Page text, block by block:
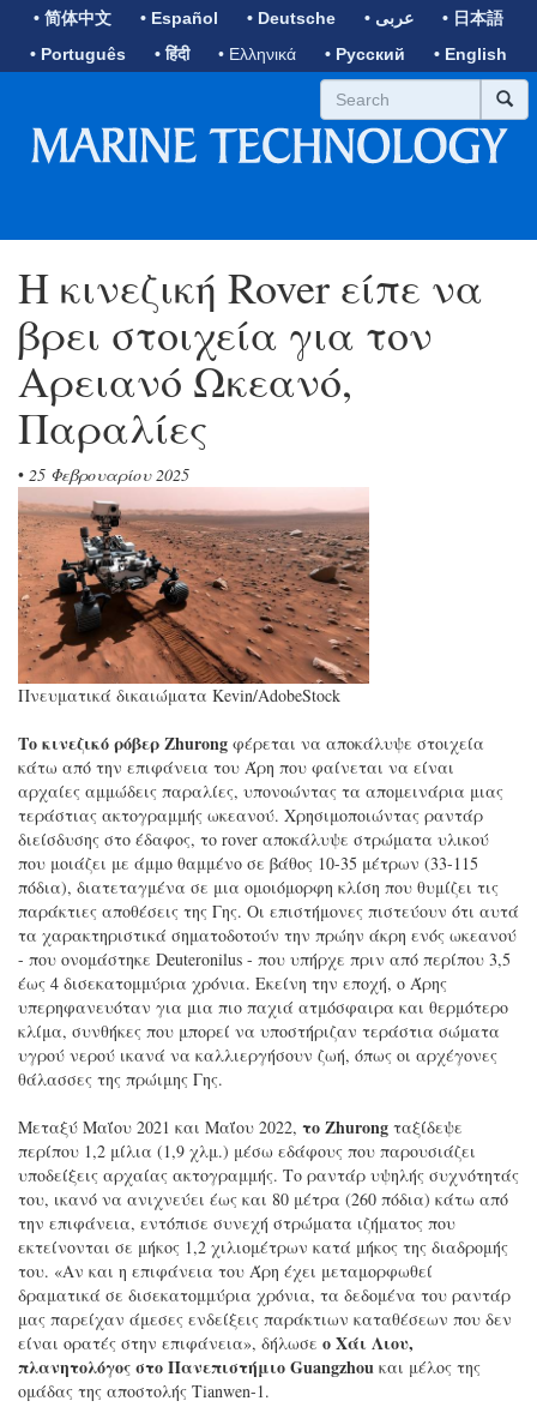
• 简体中文 • Español • Deutsche • عربى
• 日本語
• Português
• हिंदी • Ελληνικά • Русский • English
Η κινεζική Rover είπε να
βρει στοιχεία για τον
Αρειανό Ωκεανό,
Παραλίες
• 25 Φεβρουαρίου 2025
Πνευματικά δικαιώματα Kevin/AdobeStock
Το κινεζικόρόβερZhurong φέρεται να αποκάλυψε στοιχεία
κάτω από την επιφάνεια του Άρη που φαίνεται να είναι
αρχαίες αμμώδεις παραλίες, υπονοώντας τα απομεινάρια μιας
τεράστιας ακτογραμμής ωκεανού. Χρησιμοποιώντας ραντάρ
διείσδυσης στο έδαφος, το rover αποκάλυψε στρώματα υλικού
που μοιάζει με άμμο θαμμένο σε βάθος 10-35 μέτρων (33-115
πόδια), διατεταγμένα σε μια ομοιόμορφη κλίση που θυμίζει τις
παράκτιες αποθέσεις της Γης. Οι επιστήμονες πιστεύουν ότι αυτά
τα χαρακτηριστικά σηματοδοτούν την πρώην άκρη ενός ωκεανού
- που ονομάστηκε Deuteronilus - που υπήρχε πριν από περίπου 3,5
έως 4 δισεκατομμύρια χρόνια. Εκείνη την εποχή, ο Άρης
υπερηφανευόταν για μια πιο παχιά ατμόσφαιρα και θερμότερο
κλίμα, συνθήκες που μπορεί να υποστήριζαν τεράστια σώματα
υγρού νερού ικανά να καλλιεργήσουν ζωή, όπως οι αρχέγονες
θάλασσες της πρώιμης Γης.
Μεταξύ Μαΐου 2021 και Μαΐου 2022, το Zhurong ταξίδεψε
περίπου 1,2 μίλια (1,9 χλμ.) μέσω εδάφους που παρουσιάζει
υποδείξεις αρχαίας ακτογραμμής. Το ραντάρ υψηλής συχνότητάς
του, ικανό να ανιχνεύει έως και 80 μέτρα (260 πόδια) κάτω από
την επιφάνεια, εντόπισε συνεχή στρώματα ιζήματος που
εκτείνονται σε μήκος 1,2 χιλιομέτρων κατά μήκος της διαδρομής
του. «Αν και η επιφάνεια του Άρη έχει μεταμορφωθεί
δραματικά σε δισεκατομμύρια χρόνια, τα δεδομένα του ραντάρ
μας παρείχαν άμεσες ενδείξεις παράκτιων καταθέσεων που δεν
είναι ορατές στην επιφάνεια», δήλωσε ο Χάι Λιου,
πλανητολόγος στο Πανεπιστήμιο Guangzhou και μέλος της
ομάδας της αποστολής Tianwen-1.